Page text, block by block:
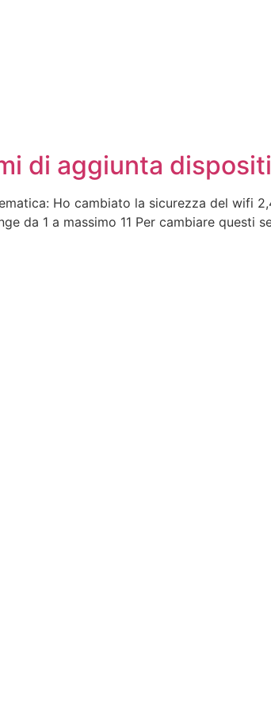
di aggiunta
Ho cambiato la sicurezza del wifi
da 1 a massimo 11 Per cambiare